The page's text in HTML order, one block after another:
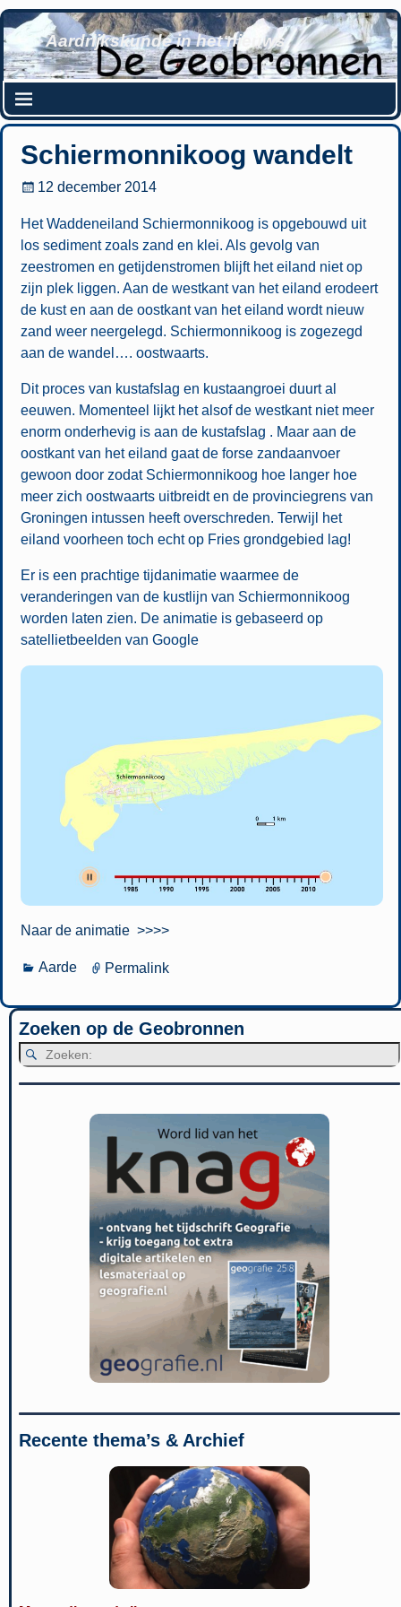
Aardrijkskunde in het nieuws
Schiermonnikoog wandelt
12 december 2014
Het Waddeneiland Schiermonnikoog is opgebouwd uit
los sediment zoals zand en klei. Als gevolg van
zeestromen en getijdenstromen blijft het eiland niet op
zijn plek liggen. Aan de westkant van het eiland erodeert
de kust en aan de oostkant van het eiland wordt nieuw
zand weer neergelegd. Schiermonnikoog is zogezegd
aan de wandel…. oostwaarts.
Dit proces van kustafslag en kustaangroei duurt al
eeuwen. Momenteel lijkt het alsof de westkant niet meer
enorm onderhevig is aan de kustafslag . Maar aan de
oostkant van het eiland gaat de forse zandaanvoer
gewoon door zodat Schiermonnikoog hoe langer hoe
meer zich oostwaarts uitbreidt en de provinciegrens van
Groningen intussen heeft overschreden. Terwijl het
eiland voorheen toch echt op Fries grondgebied lag!
Er is een prachtige tijdanimatie waarmee de
veranderingen van de kustlijn van Schiermonnikoog
worden laten zien. De animatie is gebaseerd op
satellietbeelden van Google
Naar de animatie >>>>
Aarde Permalink
Zoeken op de Geobronnen
Recente thema’s & Archief